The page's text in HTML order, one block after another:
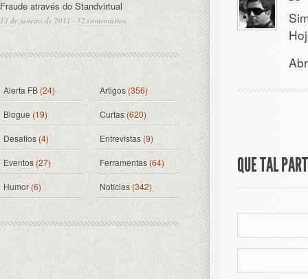
QUE TAL
Fraude através do Standvirtual
13 de janeiro de 2011 · 52 comentários
Alerta FB(24) Artigos (356)
Blogue (19) Curtas (620)
Desafios (4) Entrevistas (9)
Eventos(27) Ferramentas(64)
Humor (6) Notícias(342)